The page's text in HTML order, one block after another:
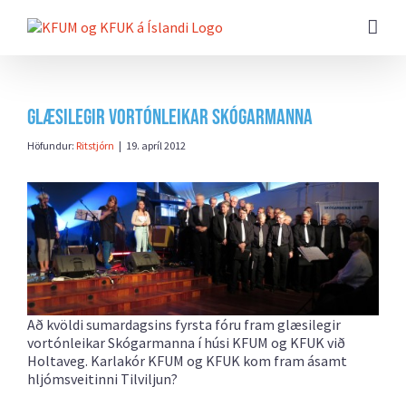
beint
Glæsilegir vortónleikar Skógarmanna
Höfundur: Ritstjórn | 19. apríl 2012
Að kvöldi sumardagsins fyrsta fóru fram glæsilegir
vortónleikar Skógarmanna í húsi KFUM og KFUK við
Holtaveg. Karlakór KFUM og KFUK kom fram ásamt
hljómsveitinni Tilviljun?